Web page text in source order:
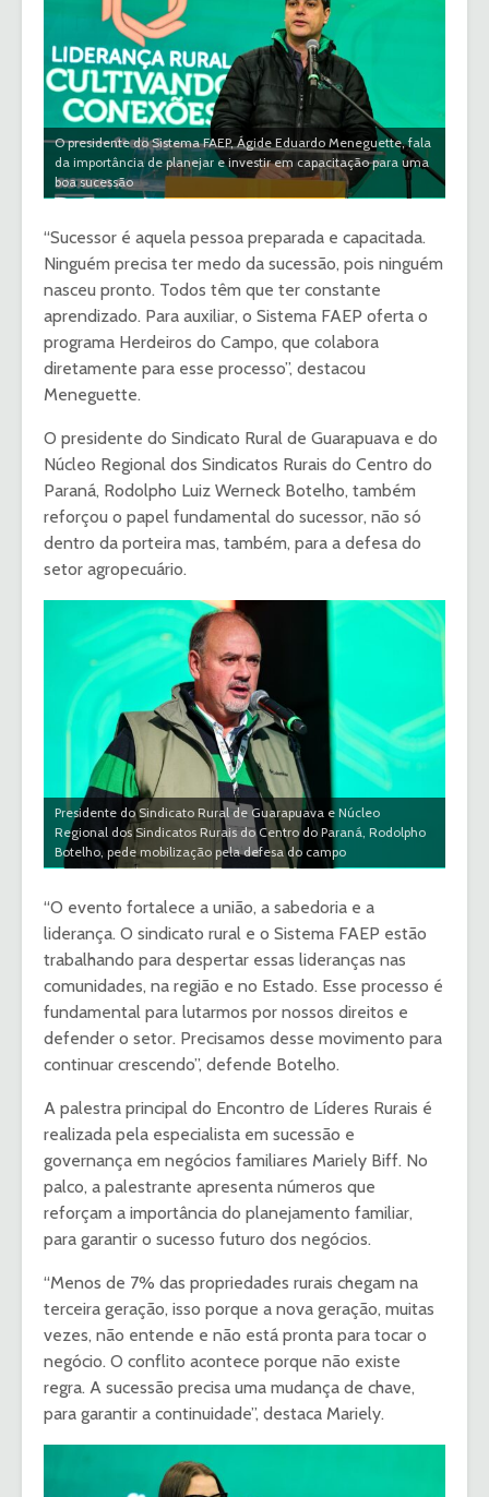
O presidente do Sistema FAEP, Ágide Eduardo Meneguette, fala
da importância de planejar e investir em capacitação para uma
boa sucessão
“Sucessor é aquela pessoa preparada e capacitada.
Ninguém precisa ter medo da sucessão, pois ninguém
nasceu pronto. Todos têm que ter constante
aprendizado. Para auxiliar, o Sistema FAEP oferta o
programa Herdeiros do Campo, que colabora
diretamente para esse processo”, destacou
Meneguette.
O presidente do Sindicato Rural de Guarapuava e do
Núcleo Regional dos Sindicatos Rurais do Centro do
Paraná, Rodolpho Luiz Werneck Botelho, também
reforçou o papel fundamental do sucessor, não só
dentro da porteira mas, também, para a defesa do
setor agropecuário.
Presidente do Sindicato Rural de Guarapuava e Núcleo
Regional dos Sindicatos Rurais do Centro do Paraná, Rodolpho
Botelho, pede mobilização pela defesa do campo
“O evento fortalece a união, a sabedoria e a
liderança. O sindicato rural e o Sistema FAEP estão
trabalhando para despertar essas lideranças nas
comunidades, na região e no Estado. Esse processo é
fundamental para lutarmos por nossos direitos e
defender o setor. Precisamos desse movimento para
continuar crescendo”, defende Botelho.
A palestra principal do Encontro de Líderes Rurais é
realizada pela especialista em sucessão e
governança em negócios familiares Mariely Biff. No
palco, a palestrante apresenta números que
reforçam a importância do planejamento familiar,
para garantir o sucesso futuro dos negócios.
“Menos de 7% das propriedades rurais chegam na
terceira geração, isso porque a nova geração, muitas
vezes, não entende e não está pronta para tocar o
negócio. O conflito acontece porque não existe
regra. A sucessão precisa uma mudança de chave,
para garantir a continuidade”, destaca Mariely.